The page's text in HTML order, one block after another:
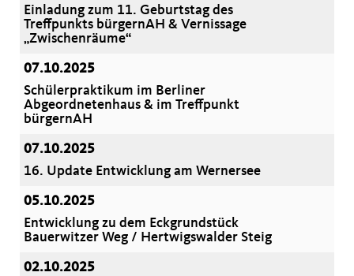
Einladung zum 11. Geburtstag des
Treffpunkts bürgernAH & Vernissage
Zwischenräume“
07.10.2025
Schülerpraktikum im Berliner
Abgeordnetenhaus & im Treffpunkt
bürgernAH
07.10.2025
16. Update Entwicklung am Wernersee
05.10.2025
Entwicklung zu dem Eckgrundstück
Bauerwitzer Weg / Hertwigswalder Steig
02.10.2025